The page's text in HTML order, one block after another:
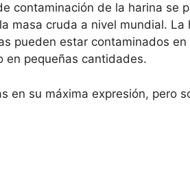
contaminación de la harina se
masa cruda a nivel mundial. La
pueden estar contaminados
en pequeñas cantidades.
en su máxima expresión, pero